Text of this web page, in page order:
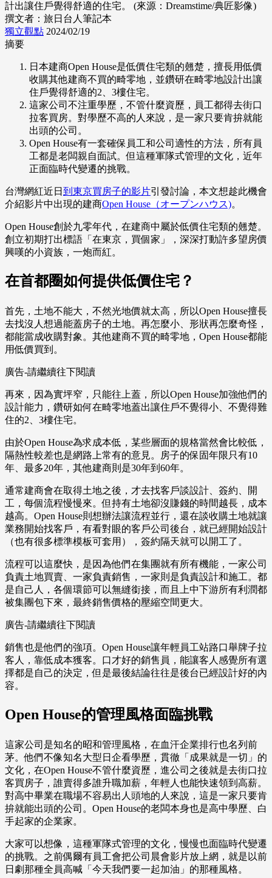
計出讓住戶覺得舒適的住宅。 (來源：Dreamstime/典匠影像)
撰文者：旅日台人筆記本
獨立觀點 2024/02/19
摘要
日本建商Open House是低價住宅類的翹楚，擅長用低價
收購其他建商不買的畸零地，並鑽研在畸零地設計出讓
住戶覺得舒適的2、3樓住宅。
這家公司不注重學歷，不管什麼資歷，員工都得去街口
拉客買房。對學歷不高的人來說，是一家只要肯拚就能
出頭的公司。
Open House有一套確保員工和公司適性的方法，所有員
工都是老闆親自面試。但這種軍隊式管理的文化，近年
正面臨時代變遷的挑戰。
台灣網紅近日 到東京買房子的影片引發討論，本文想趁此機會
介紹影片中出現的建商Open House（オープンハウス)。
Open House創於九零年代，在建商中屬於低價住宅類的翹楚。
創立初期打出標語「在東京，買個家」，深深打動許多望房價
興嘆的小資族，一炮而紅。
在首都圈如何提供低價住宅？
首先，土地不能大，不然光地價就太高，所以Open House擅長
去找沒人想過能蓋房子的土地。再怎麼小、形狀再怎麼奇怪，
都能當成收購對象。其他建商不買的畸零地，Open House都能
用低價買到。
廣告-請繼續往下閱讀
再來，因為實坪窄，只能往上蓋，所以Open House加強他們的
設計能力，鑽研如何在畸零地蓋出讓住戶不覺得小、不覺得難
住的2、3樓住宅。
由於Open House為求成本低，某些層面的規格當然會比較低，
隔熱性較差也是網路上常有的意見。房子的保固年限只有10
年、最多20年，其他建商則是30年到60年。
通常建商會在取得土地之後，才去找客戶談設計、簽約、開
工，每個流程慢慢來。但持有土地卻沒賺錢的時間越長，成本
越高。Open House則想辦法讓流程並行，還在談收購土地就讓
業務開始找客戶，有看對眼的客戶公司後台，就已經開始設計
（也有很多標準模板可套用），簽約隔天就可以開工了。
流程可以這麼快，是因為他們在集團就有所有機能，一家公司
負責土地買賣、一家負責銷售，一家則是負責設計和施工。都
是自己人，各個環節可以無縫銜接，而且上中下游所有利潤都
被集團包下來，最終銷售價格的壓縮空間更大。
廣告-請繼續往下閱讀
銷售也是他們的強項。Open House讓年輕員工站路口舉牌子拉
客人，靠低成本獲客。口才好的銷售員，能讓客人感覺所有選
擇都是自己的決定，但是最後結論往往是後台已經設計好的內
容。
Open House的管理風格面臨挑戰
這家公司是知名的昭和管理風格，在血汗企業排行也名列前
茅。他們不像知名大型日企看學歷，貫徹「成果就是一切」的
文化，在Open House不管什麼資歷，進公司之後就是去街口拉
客買房子，誰賣得多誰升職加薪，年輕人也能快速領到高薪。
對高中畢業在職場不容易出人頭地的人來說，這是一家只要肯
拚就能出頭的公司。Open House的老闆本身也是高中學歷、白
手起家的企業家。
大家可以想像，這種軍隊式管理的文化，慢慢也面臨時代變遷
的挑戰。之前偶爾有員工會把公司晨會影片放上網，就是以前
日劇那種全員高喊「今天我們要一起加油」的那種風格。